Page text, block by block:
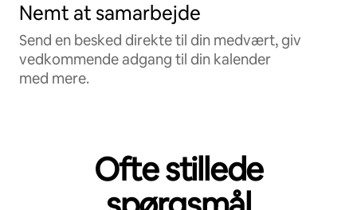
Nemt at samarbejde
Send en besked direkte til din medvært, giv
vedkommende adgang til din kalender
med mere.
Ofte stillede